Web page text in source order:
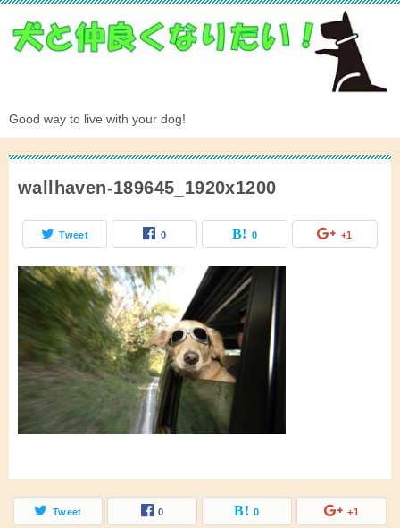
Good way to live with your dog!
wallhaven-189645_1920x1200
Tweet 0 0 +1
Tweet 0 0 +1